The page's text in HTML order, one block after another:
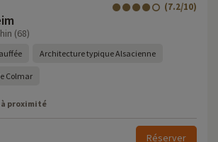
(7.2/10)
(68)
Architecture typique Alsacienne
Colmar
proximité
Réserver